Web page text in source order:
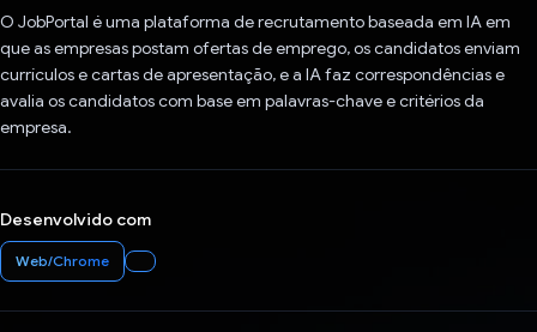
O JobPortal é uma plataforma de recrutamento baseada em IA em
que as empresas postam ofertas de emprego, os candidatos enviam
currículos e cartas de apresentação, e a IA faz correspondências e
avalia os candidatos com base em palavras-chave e critérios da
empresa.
Desenvolvido com
Web/Chrome